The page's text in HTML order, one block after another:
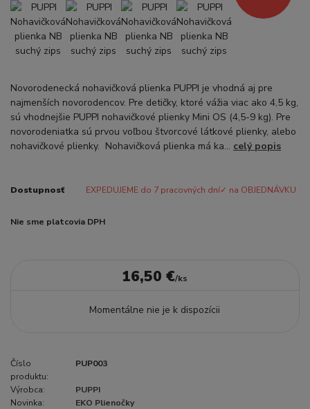
Novorodenecká nohavičková plienka PUPPI je vhodná aj pre
najmenších novorodencov. Pre detičky, ktoré vážia viac ako 4,5 kg,
sú vhodnejšie PUPPI nohavičkové plienky Mini OS (4,5-9 kg). Pre
novorodeniatka sú prvou voľbou štvorcové látkové plienky, alebo
nohavičkové plienky. Nohavičková plienka má ka... celý popis
Dostupnosť EXPEDUJEME do 7 pracovných dní✓ na OBJEDNÁVKU
Nie sme platcovia DPH
16,50 €/ks
Momentálne nie je k dispozícii
Číslo
produktu:
PUP003
Výrobca:
PUPPI
Novinka:
EKO Plienočky